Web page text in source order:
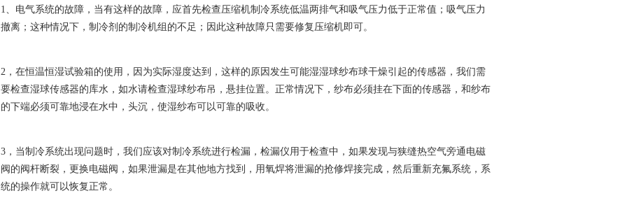
1、电气系统的故障，当有这样的故障，应首先检查压缩机制冷系统低温两排气和吸气压力低于正常值；吸气压力
撤离；这种情况下，制冷剂的制冷机组的不足；因此这种故障只需要修复压缩机即可。
2，在恒温恒湿试验箱的使用，因为实际湿度达到，这样的原因发生可能湿湿球纱布球干燥引起的传感器，我们需
要检查湿球传感器的库水，如水请检查湿球纱布吊，悬挂位置。正常情况下，纱布必须挂在下面的传感器，和纱布
的下端必须可靠地浸在水中，头沉，使湿纱布可以可靠的吸收。
3，当制冷系统出现问题时，我们应该对制冷系统进行检漏，检漏仪用于检查中，如果发现与狭缝热空气旁通电磁
阀的阀杆断裂，更换电磁阀，如果泄漏是在其他地方找到，用氧焊将泄漏的抢修焊接完成，然后重新充氟系统，系
统的操作就可以恢复正常。